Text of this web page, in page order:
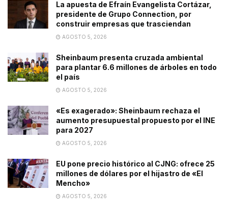
La apuesta de Efraín Evangelista Cortázar,
presidente de Grupo Connection, por
construir empresas que trasciendan
AGOSTO 5, 2026
Sheinbaum presenta cruzada ambiental
para plantar 6.6 millones de árboles en todo
el país
AGOSTO 5, 2026
«Es exagerado»: Sheinbaum rechaza el
aumento presupuestal propuesto por el INE
para 2027
AGOSTO 5, 2026
EU pone precio histórico al CJNG: ofrece 25
millones de dólares por el hijastro de «El
Mencho»
AGOSTO 5, 2026